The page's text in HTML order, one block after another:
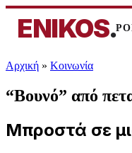
ENIKOS.
Αρχική » Κοινωνία
“Βουνό” από
Μπροστά σε